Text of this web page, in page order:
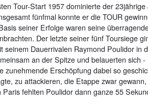
Tour-Start 1957 dominierte der
fünfmal konnte er die TOUR
seiner Erfolge waren seine
Der letzte seiner fünf Toursiege
seinem Dauerrivalen Raymond Poulidor in
an der Spitze und belauerten sich
zunehmende Erschöpfung dabei so
zu attackieren, die Etappe zwar
fehlten Poulidor dann ganze 55